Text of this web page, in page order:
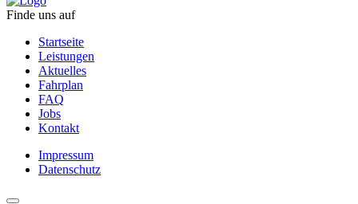
Finde uns auf
Startseite
Leistungen
Aktuelles
Fahrplan
FAQ
Jobs
Kontakt
Impressum
Datenschutz